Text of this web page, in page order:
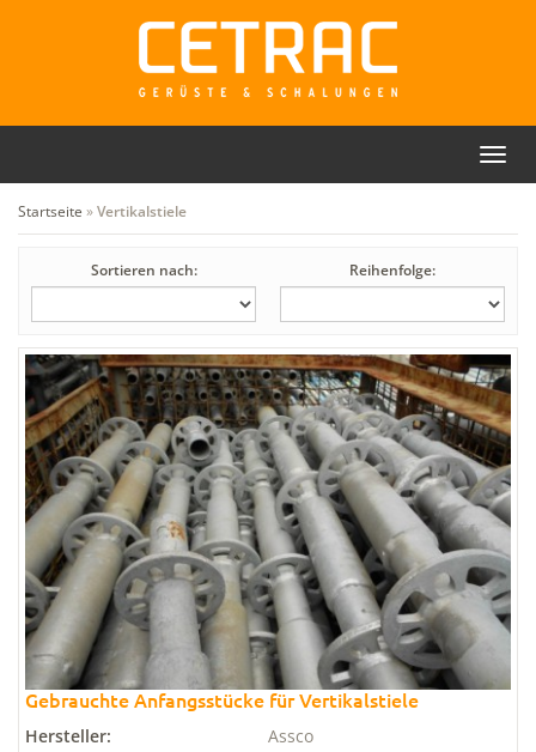
Startseite »Vertikalstiele
Sortieren nach: Reihenfolge:
Gebrauchte Anfangsstücke für Vertikalstiele
Hersteller:
Assco